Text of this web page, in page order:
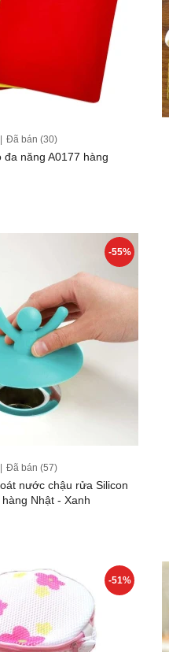
Đã bán (30)
năng A0177 hàng
-55%
Đã bán (57)
nước chậu rửa Silicon
Nhật - Xanh
-51%